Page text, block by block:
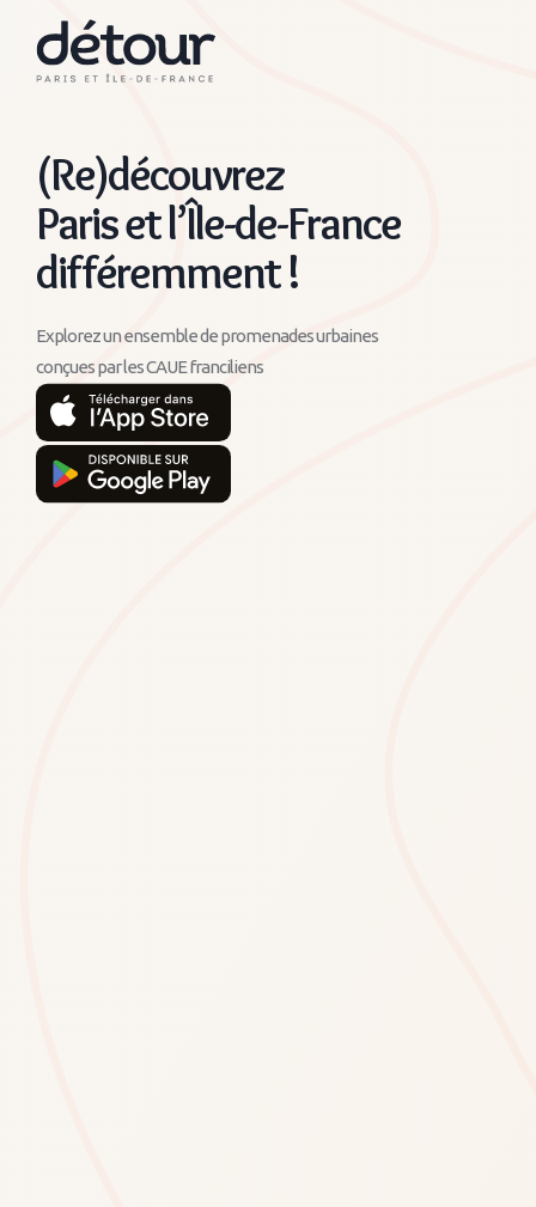
(Re)découvrez
Paris et l’Île-de-France
différemment !
Explorez un ensemble de promenades urbaines
conçues par les CAUE franciliens